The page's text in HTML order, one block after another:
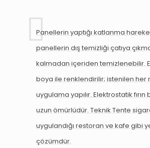
Panellerin yaptığı katlanma
panellerin dış temizliği çatıya
kalmadan içeriden temizlenebilir.
boya ile renklendirilir; istenilen her
uygulama yapılır. Elektrostatik
uzun ömürlüdür. Teknik Tente
uygulandığı restoran ve kafe gibi
çözümdür.